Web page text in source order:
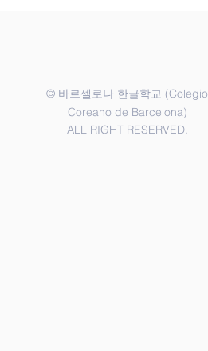
© 바르셀로나 한글학교 (Colegio
Coreano de Barcelona)
ALL RIGHT RESERVED.